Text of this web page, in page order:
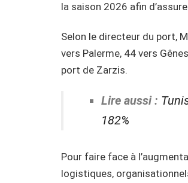
la saison 2026 afin
Selon le directeur du port,
vers Palerme, 44 vers
port de Zarzis.
Lire aussi :
182%
Pour faire face à
logistiques,